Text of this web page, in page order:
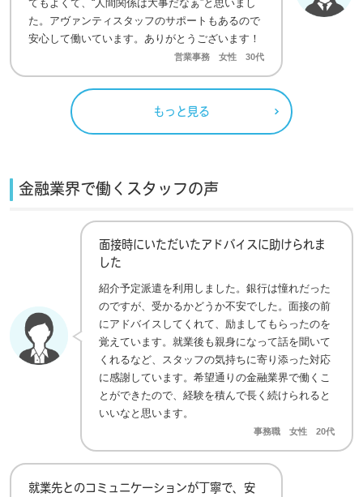
てもよくて、“人間関係は大事だなぁ”と思いまし
た。アヴァンティスタッフのサポートもあるので
安心して働いています。ありがとうございます！
営業事務 女性 30代
もっと見る
金融業界で働くスタッフの声
面接時にいただいたアドバイスに助けられま
した
紹介予定派遣を利用しました。銀行は憧れだった
のですが、受かるかどうか不安でした。面接の前
にアドバイスしてくれて、励ましてもらったのを
覚えています。就業後も親身になって話を聞いて
くれるなど、スタッフの気持ちに寄り添った対応
に感謝しています。希望通りの金融業界で働くこ
とができたので、経験を積んで長く続けられると
いいなと思います。
事務職 女性 20代
就業先とのコミュニケーションが丁寧で、安